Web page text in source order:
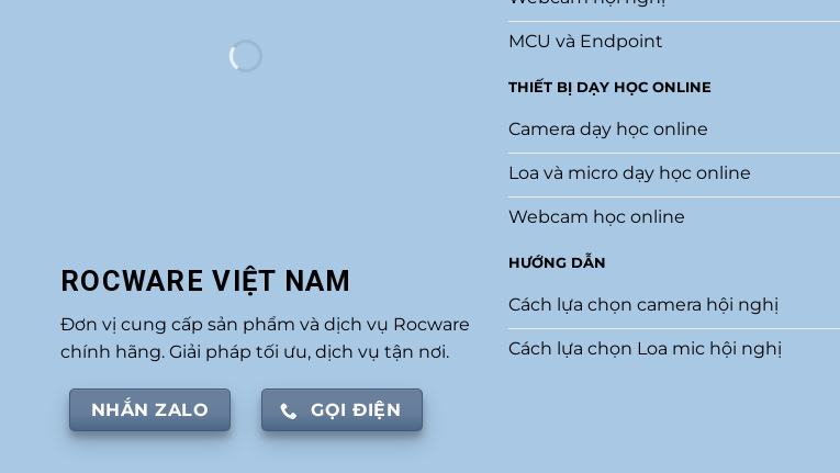
ROCWARE VIỆT NAM
Đơn vị cung cấp sản phẩm và dịch vụ Rocware
chính hãng. Giải pháp tối ưu, dịch vụ tận nơi.
NHẮN ZALO GỌI ĐIỆN
MCU và Endpoint
THIẾT BỊ DẠY HỌC ONLINE
Camera dạy học online
Loa và micro dạy học online
Webcam học online
HƯỚNG DẪN
Cách lựa chọn camera hội nghị
Cách lựa chọn Loa mic hội nghị